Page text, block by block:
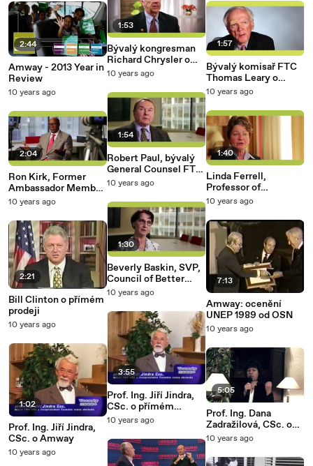
2:44
Amway - 2013 Year in
Review
10 years ago
2:04
Ron Kirk, Former
Ambassador Member
of President Obama's
Selling
10 years ago
2:21
Bill Clinton o přímém
prodeji
10 years ago
1:02
Prof. Ing. Jiří Jindra,
CSc. o Amway
10 years ago
1:53
Bývalý kongresman
Richard Chrysler o
přímém prodeji
10 years ago
1:54
Robert Paul, bývalý
General Counsel FTC,
o výhodách přímého
10 years ago
1:30
Beverly Baskin, SVP,
Council of Better
Business Bureaus o
10 years ago
3:55
Prof. Ing. Jiří Jindra,
CSc. o přímém
prodeji a MLM
10 years ago
1:57
Bývalý komisař FTC
Thomas Leary o
přímém prodeji
10 years ago
1:40
Linda Ferrell,
Professor of
Marketing, The
Mexico o přímém
prodeji
10 years ago
7:13
Amway: ocenění
UNEP 1989 od OSN
10 years ago
5:05
Prof. Ing. Dana
Zadražilová, CSc. o
Amway
10 years ago